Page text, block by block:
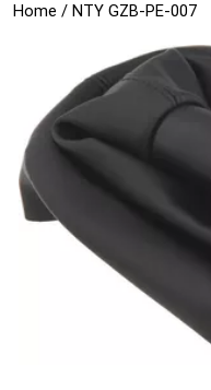
Home / NTY GZB-PE-007